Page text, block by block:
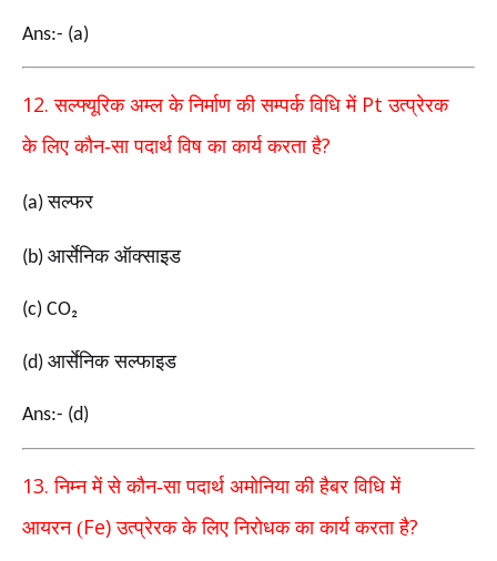
Ans:- (a)
12.सल्फ्यूरिक अम्ल के निर्माण की सम्पर्क विधि में Ptउत्प्रेरक
के लिए कौन-सा पदार्थ विष का कार्य करता है?
(a)सल्फर
(b) आर्सेनिक ऑक्साइड
(c) CO₂
(d) आर्सेनिक सल्फाइड
Ans:- (d)
13.निम्न में से कौन-सा पदार्थ अमोनिया की हैबर विधि में
आयरन (Fe)उत्प्रेरक के लिए निरोधक का कार्य करता है?